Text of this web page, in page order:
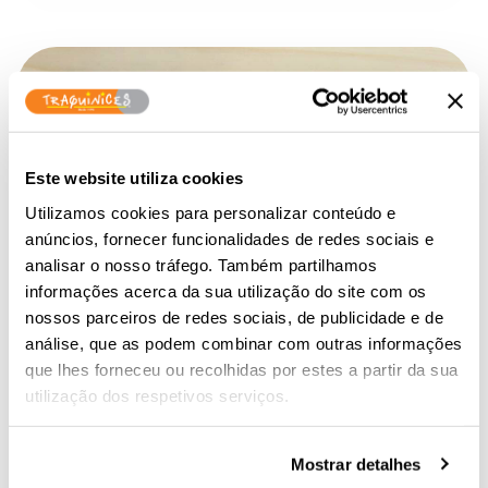
Este website utiliza cookies
Utilizamos cookies para personalizar conteúdo e
anúncios, fornecer funcionalidades de redes sociais e
analisar o nosso tráfego. Também partilhamos
informações acerca da sua utilização do site com os
nossos parceiros de redes sociais, de publicidade e de
análise, que as podem combinar com outras informações
que lhes forneceu ou recolhidas por estes a partir da sua
utilização dos respetivos serviços.
Mostrar detalhes